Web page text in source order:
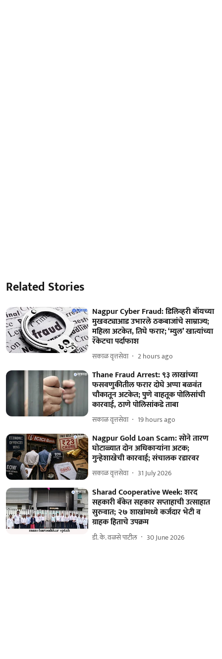
Related Stories
Nagpur Cyber Fraud: डिलिव्हरी बॉयच्या
मुखवट्याआड उभारले ठकबाजांचे साम्राज्य;
महिला अटकेत, तिघे फरार; ‘म्युल’ खात्यांच्या
रॅकेटचा पर्दाफाश
सकाळ वृत्तसेवा 2 hours ago
Thane Fraud Arrest: ९३ लाखांच्या
फसवणुकीतील फरार दोघे अप्पा बळवंत
चौकातून अटकेत; पुणे वाहतूक पोलिसांची
कारवाई, ठाणे पोलिसांकडे ताबा
सकाळ वृत्तसेवा 19 hours ago
Nagpur Gold Loan Scam: सोने तारण
घोटाळ्यात दोन अधिकाऱ्यांना अटक;
गुन्हेशाखेची कारवाई; संचालक रडारवर
सकाळ वृत्तसेवा 31 July 2026
Sharad Cooperative Week: शरद
सहकारी बँकेत सहकार सप्ताहाची उत्साहात
सुरुवात; २७ शाखांमध्ये कर्जदार भेटी व
ग्राहक हिताचे उपक्रम
डी. के. वळसे पाटील 30 June 2026